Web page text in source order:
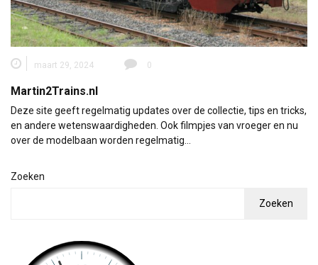
maart 29, 2024 0
Martin2Trains.nl
Deze site geeft regelmatig updates over de collectie, tips en tricks,
en andere wetenswaardigheden. Ook filmpjes van vroeger en nu
over de modelbaan worden regelmatig…
Zoeken
Zoeken